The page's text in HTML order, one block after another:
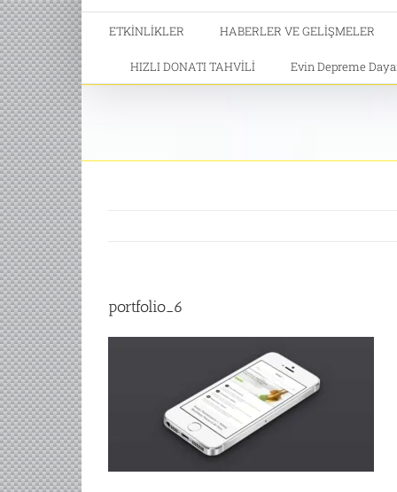
ETKİNLİKLER HABERLER VE GELİŞMELER
HIZLI DONATI TAHVİLİ Evin Depreme
portfolio_6